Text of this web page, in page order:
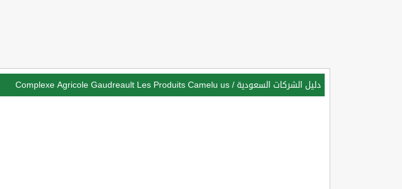
دليل الشركات السعودية /
Complexe Agricole Gaudreault Les Produits Camelu us